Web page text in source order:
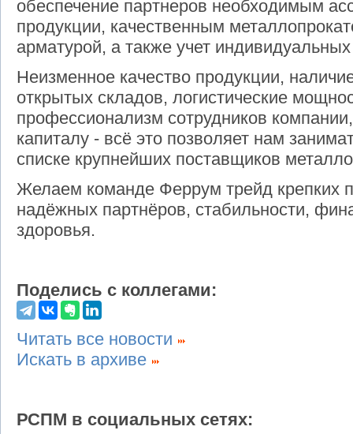
обеспечение партнеров необходимым
продукции, качественным
арматурой, а также учет
Неизменное качество продукции,
открытых складов, логистические
профессионализм сотрудников
капиталу - всё это позволяет нам
списке крупнейших поставщиков
Желаем команде Феррум трейд крепких
надёжных партнёров, стабильности,
здоровья.
Поделись с коллегами:
Читать все новости
Искать в архиве
РСПМ в социальных сетях: